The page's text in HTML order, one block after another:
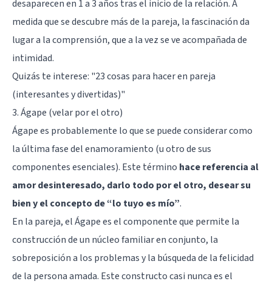
desaparecen en 1 a 3 años tras el inicio de la relación. A
medida que se descubre más de la pareja, la fascinación da
lugar a la comprensión, que a la vez se ve acompañada de
intimidad.
Quizás te interese: "23 cosas para hacer en pareja
(interesantes y divertidas)"
3. Ágape (velar por el otro)
Ágape es probablemente lo que se puede considerar como
la última fase del enamoramiento (u otro de sus
componentes esenciales). Este término hace referencia al
amor desinteresado, darlo todo por el otro, desear su
bien y el concepto de “lo tuyo es mío”.
En la pareja, el Ágape es el componente que permite la
construcción de un núcleo familiar en conjunto, la
sobreposición a los problemas y la búsqueda de la felicidad
de la persona amada. Este constructo casi nunca es el